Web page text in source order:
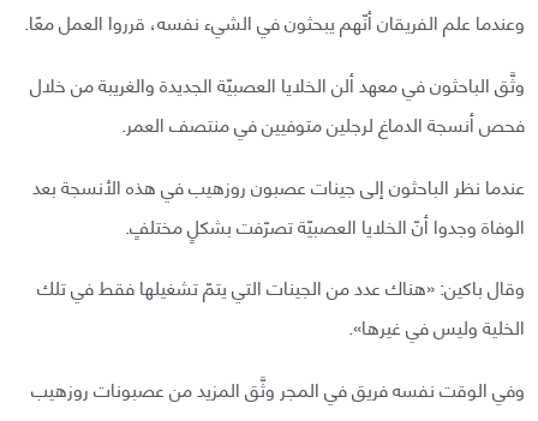
وعندما علم الفريقان أنّهم يبحثون في الشيء نفسه، قرروا العمل معًا.
وثَّق الباحثون في معهد ألن الخلايا العصبيّة الجديدة والغريبة من خلال
فحص أنسجة الدماغ لرجلين متوفيين في منتصف العمر.
عندما نظر الباحثون إلى جينات عصبون روزهيب في هذه الأنسجة بعد
الوفاة وجدوا أنّ الخلايا العصبيّة تصرّفت بشكلٍ مختلفٍ.
وقال باكين: «هناك عدد من الجينات التي يتمّ تشغيلها فقط في تلك
الخلية وليس في غيرها».
وفي الوقت نفسه فريق في المجر وثَّق المزيد من عصبونات روزهيب